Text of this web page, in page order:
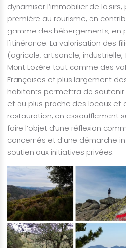
dynamiser l’immobilier de
première au tourisme, en
gamme des hébergements, en
l'itinérance. La valorisation des
(agricole, artisanale,
Mont Lozère tout comme des
Françaises et plus largement
habitants permettra de soutenir
et au plus proche des locaux et
restauration, en essoufflement
faire l’objet d’une réflexion
concernés et d’une démarche
soutien aux initiatives privées.